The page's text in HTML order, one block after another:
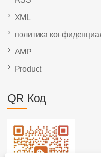
XML
политика
AMP
Product
QR Код